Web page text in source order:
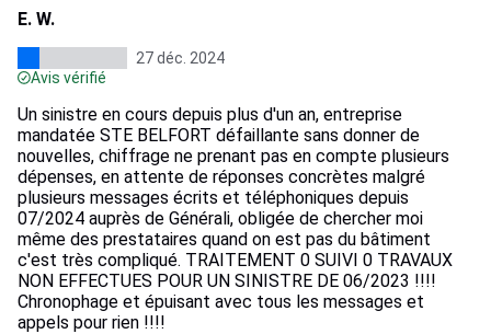
E. W.
27 déc. 2024
Avis vérifié
Un sinistre en cours depuis plus d'un an, entreprise
mandatée STE BELFORT défaillante sans donner de
nouvelles, chiffrage ne prenant pas en compte plusieurs
dépenses, en attente de réponses concrètes malgré
plusieurs messages écrits et téléphoniques depuis
07/2024 auprès de Générali, obligée de chercher moi
même des prestataires quand on est pas du bâtiment
c'est très compliqué. TRAITEMENT 0 SUIVI 0 TRAVAUX
NON EFFECTUES POUR UN SINISTRE DE 06/2023 !!!!
Chronophage et épuisant avec tous les messages et
appels pour rien !!!!